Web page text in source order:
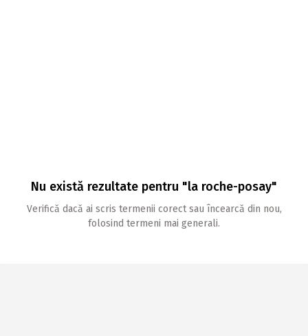
Nu există rezultate pentru "la roche-posay"
Verifică dacă ai scris termenii corect sau încearcă din nou,
folosind termeni mai generali.